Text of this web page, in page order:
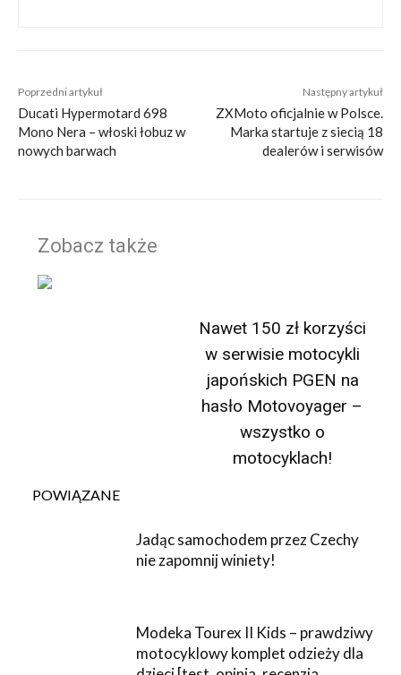
Poprzedni artykuł
Ducati Hypermotard 698
Mono Nera – włoski łobuz w
nowych barwach
Następny artykuł
ZXMoto oficjalnie w Polsce.
Marka startuje z siecią 18
dealerów i serwisów
Zobacz także
Nawet 150 zł korzyści
w serwisie motocykli
japońskich PGEN na
hasło Motovoyager –
wszystko o
motocyklach!
POWIĄZANE
Jadąc samochodem przez Czechy
nie zapomnij winiety!
Modeka Tourex II Kids – prawdziwy
motocyklowy komplet odzieży dla